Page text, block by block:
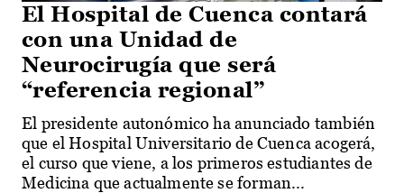
El Hospital de Cuenca contará
con una Unidad de
Neurocirugía que será
“referencia regional”
El presidente autonómico ha anunciado también
que el Hospital Universitario de Cuenca acogerá,
el curso que viene, a los primeros estudiantes de
Medicina que actualmente se forman...